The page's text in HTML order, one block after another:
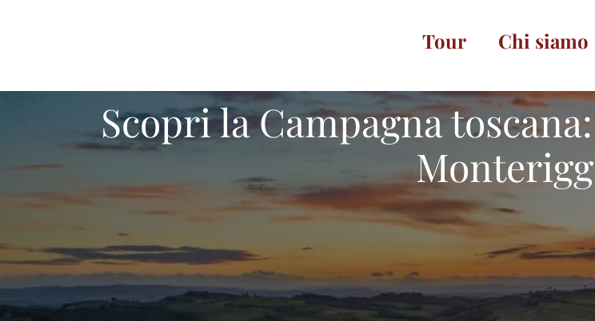
Tour Chi siamo
Scopri la Campagna